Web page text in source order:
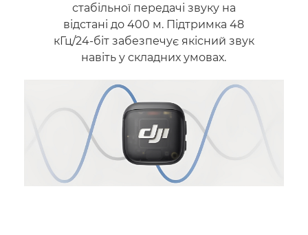
стабільної передачі звуку на
відстані до 400 м. Підтримка 48
кГц/24-біт забезпечує якісний звук
навіть у складних умовах.